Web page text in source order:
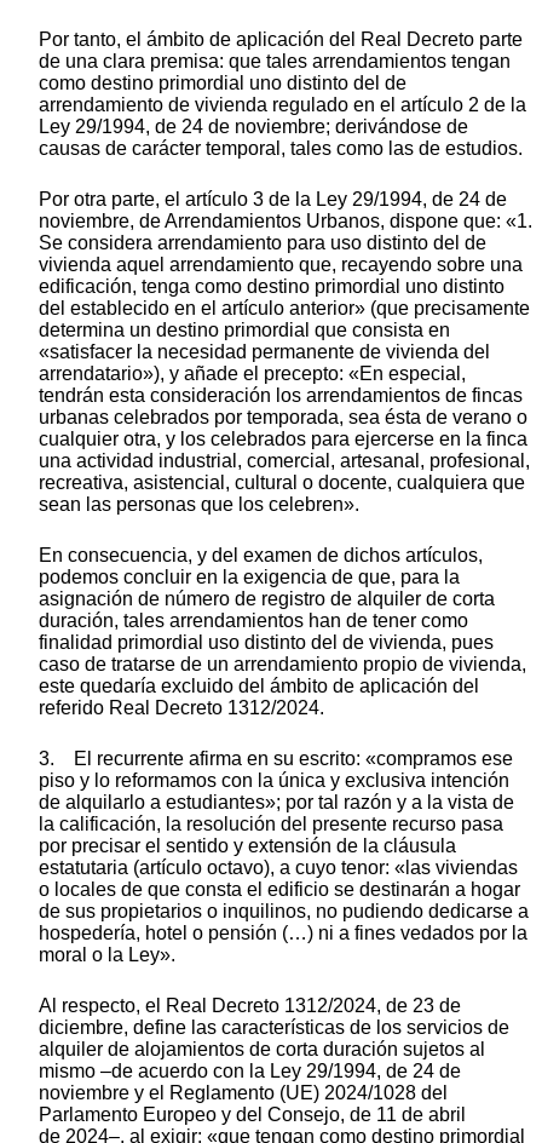
Por tanto, el ámbito de aplicación del Real Decreto parte
de una clara premisa: que tales arrendamientos tengan
como destino primordial uno distinto del de
arrendamiento de vivienda regulado en el artículo 2 de la
Ley 29/1994, de 24 de noviembre; derivándose de
causas de carácter temporal, tales como las de estudios.
Por otra parte, el artículo 3 de la Ley 29/1994, de 24 de
noviembre, de Arrendamientos Urbanos, dispone que: «1.
Se considera arrendamiento para uso distinto del de
vivienda aquel arrendamiento que, recayendo sobre una
edificación, tenga como destino primordial uno distinto
del establecido en el artículo anterior» (que precisamente
determina un destino primordial que consista en
«satisfacer la necesidad permanente de vivienda del
arrendatario»), y añade el precepto: «En especial,
tendrán esta consideración los arrendamientos de fincas
urbanas celebrados por temporada, sea ésta de verano o
cualquier otra, y los celebrados para ejercerse en la finca
una actividad industrial, comercial, artesanal, profesional,
recreativa, asistencial, cultural o docente, cualquiera que
sean las personas que los celebren».
En consecuencia, y del examen de dichos artículos,
podemos concluir en la exigencia de que, para la
asignación de número de registro de alquiler de corta
duración, tales arrendamientos han de tener como
finalidad primordial uso distinto del de vivienda, pues
caso de tratarse de un arrendamiento propio de vivienda,
este quedaría excluido del ámbito de aplicación del
referido Real Decreto 1312/2024.
3. El recurrente afirma en su escrito: «compramos ese
piso y lo reformamos con la única y exclusiva intención
de alquilarlo a estudiantes»; por tal razón y a la vista de
la calificación, la resolución del presente recurso pasa
por precisar el sentido y extensión de la cláusula
estatutaria (artículo octavo), a cuyo tenor: «las viviendas
o locales de que consta el edificio se destinarán a hogar
de sus propietarios o inquilinos, no pudiendo dedicarse a
hospedería, hotel o pensión (…) ni a fines vedados por la
moral o la Ley».
Al respecto, el Real Decreto 1312/2024, de 23 de
diciembre, define las características de los servicios de
alquiler de alojamientos de corta duración sujetos al
mismo –de acuerdo con la Ley 29/1994, de 24 de
noviembre y el Reglamento (UE) 2024/1028 del
Parlamento Europeo y del Consejo, de 11 de abril
de 2024–, al exigir: «que tengan como destino primordial